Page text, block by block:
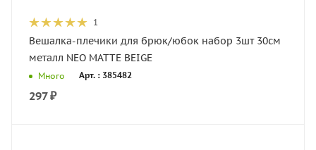
1
Вешалка-плечики для брюк/юбок набор 3шт 30см
металл NEO MATTE BEIGE
Много Арт. : 385482
297₽